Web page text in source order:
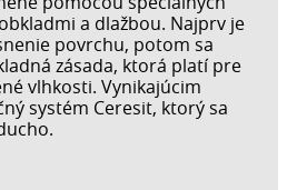
a dlažbou. Najprv je
povrchu, potom sa
zásada, ktorá platí pre
vlhkosti. Vynikajúcim
systém Ceresit, ktorý sa